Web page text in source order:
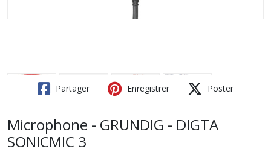
Partager Enregistrer Poster
Microphone - GRUNDIG - DIGTA
SONICMIC 3